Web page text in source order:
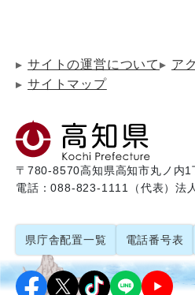
サイトの運営について
ア
サイトマップ
〒780-8570高知県高知市丸ノ内
電話：088-823-1111（代表）法
県庁舎配置一覧 電話番号表